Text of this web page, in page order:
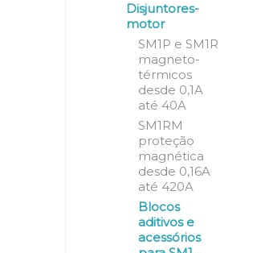
Disjuntores-
motor
SM1P e SM1R
magneto-
térmicos
desde 0,1A
até 40A
SM1RM
proteção
magnética
desde 0,16A
até 420A
Blocos
aditivos e
acessórios